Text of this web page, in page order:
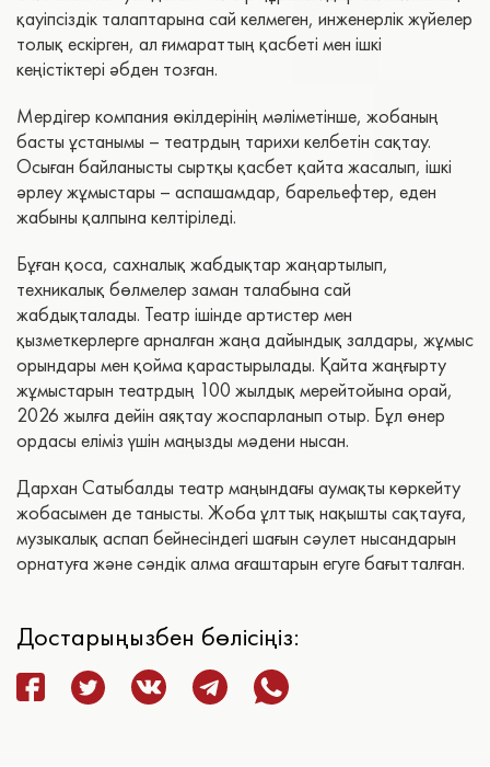
қауіпсіздік талаптарына сай келмеген, инженерлік жүйелер
толық ескірген, ал ғимараттың қасбеті мен ішкі
кеңістіктері әбден тозған.
Мердігер компания өкілдерінің мәліметінше, жобаның
басты ұстанымы – театрдың тарихи келбетін сақтау.
Осыған байланысты сыртқы қасбет қайта жасалып, ішкі
әрлеу жұмыстары – аспашамдар, барельефтер, еден
жабыны қалпына келтіріледі.
Бұған қоса, сахналық жабдықтар жаңартылып,
техникалық бөлмелер заман талабына сай
жабдықталады. Театр ішінде артистер мен
қызметкерлерге арналған жаңа дайындық залдары, жұмыс
орындары мен қойма қарастырылады. Қайта жаңғырту
жұмыстарын театрдың 100 жылдық мерейтойына орай,
2026 жылға дейін аяқтау жоспарланып отыр. Бұл өнер
ордасы еліміз үшін маңызды мәдени нысан.
Дархан Сатыбалды театр маңындағы аумақты көркейту
жобасымен де танысты. Жоба ұлттық нақышты сақтауға,
музыкалық аспап бейнесіндегі шағын сәулет нысандарын
орнатуға және сәндік алма ағаштарын егуге бағытталған.
Достарыңызбен бөлісіңіз: